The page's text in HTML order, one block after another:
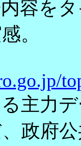
容を
。
主力
政府